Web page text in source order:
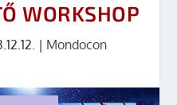
WORKSHOP
| Mondocon